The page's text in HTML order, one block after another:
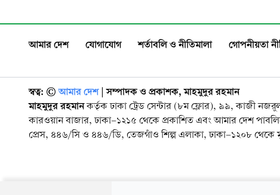
দিয়েছেন। প্রেসটিভি জানিয়েছে, সাংবাদিক দিবস
ফিলিস্তিনি
সাক্ষাৎকারে
আমার দেশ যোগাযোগ শর্তাবলি ও নীতিমালা গোপনীয়তা
স্বত্ব: ©️ আমার দেশ| সম্পাদক ও প্রকাশক, মাহমুদুর রহমান
মাহমুদুর রহমানকর্তৃক ঢাকা ট্রেড সেন্টার (৮ম ফ্লোর), ৯৯, কাজী
কারওয়ান বাজার, ঢাকা-১২১৫ থেকে প্রকাশিত এবং আমার দেশ
প্রেস, ৪৪৬/সি ও ৪৪৬/ডি, তেজগাঁও শিল্প এলাকা, ঢাকা-১২০৮ থেকে